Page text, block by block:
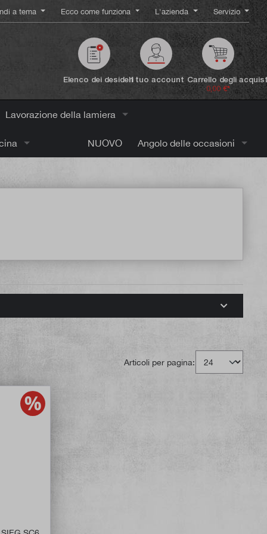
a tema Ecco come funziona L'azienda Servizio
Elenco dei desideriIl tuo account Carrello degli
0,00 €*
Lavorazione della lamiera
NUOVO Angolo delle occasioni
Articoli per pagina: